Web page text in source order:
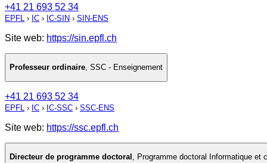
+41 21 693 52 34
EPFL › IC › IC-SIN › SIN-ENS
Site web: https://sin.epfl.ch
Professeur ordinaire, SSC - Enseignement
+41 21 693 52 34
EPFL › IC › IC-SSC › SSC-ENS
Site web: https://ssc.epfl.ch
Directeur de programme doctoral , Programme doctoral Informatique et